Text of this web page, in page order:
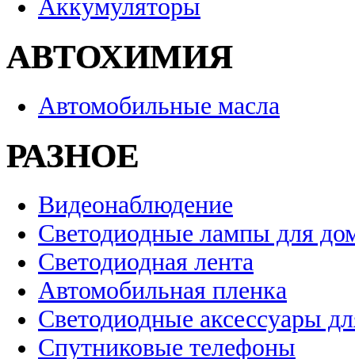
Аккумуляторы
АВТОХИМИЯ
Автомобильные масла
РАЗНОЕ
Видеонаблюдение
Светодиодные лампы для
Светодиодная лента
Автомобильная пленка
Светодиодные аксессуары
Спутниковые телефоны